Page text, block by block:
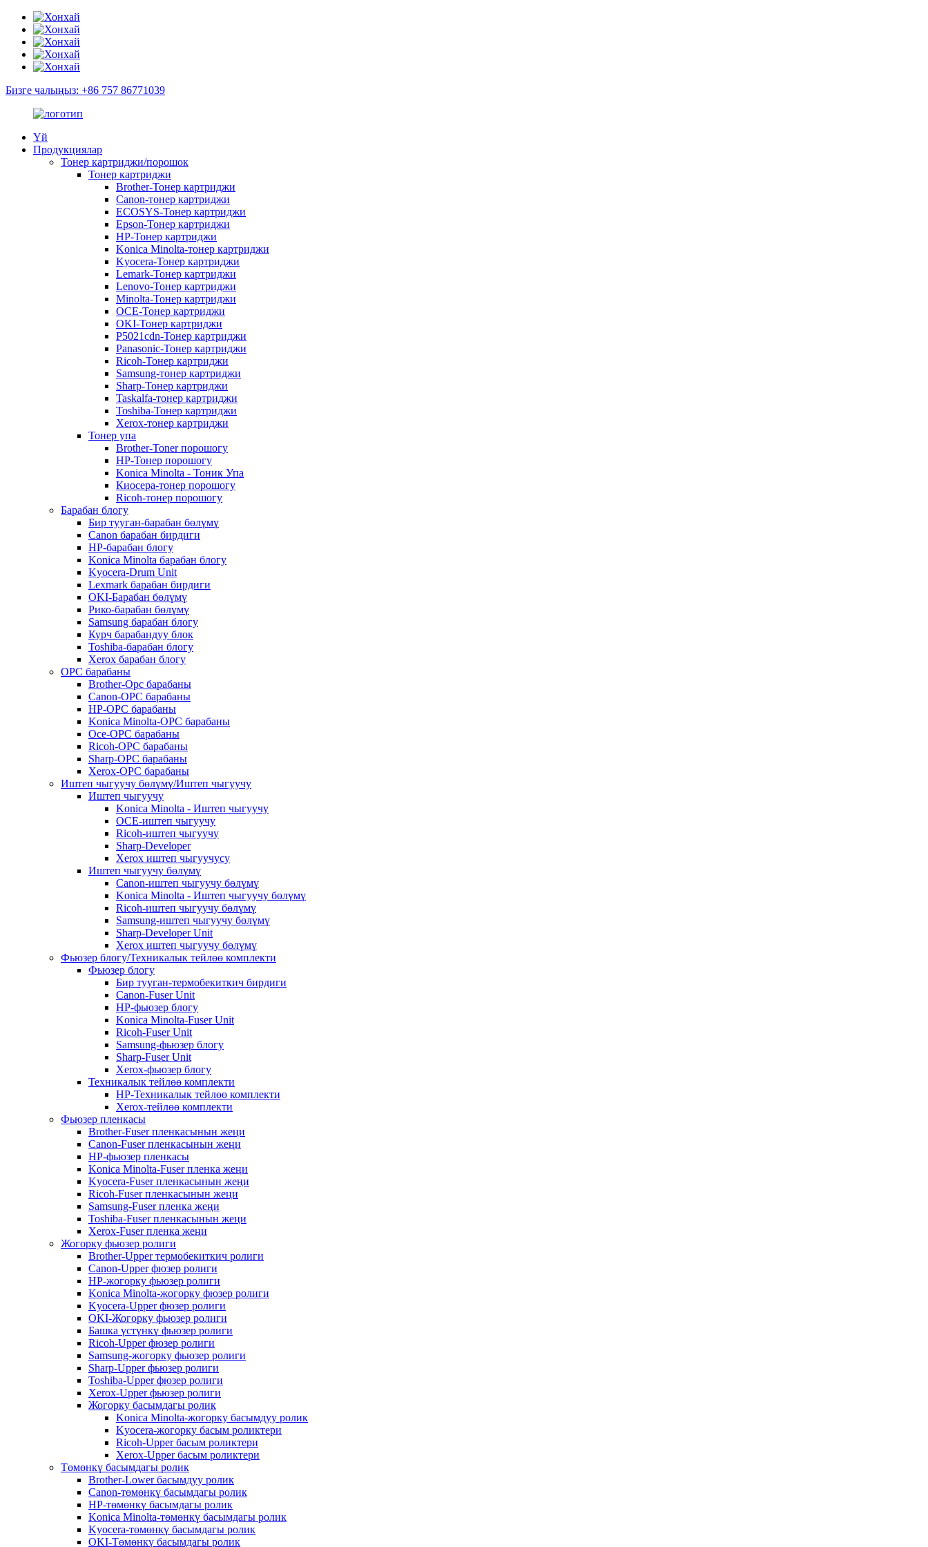
Бизге чалыңыз: +86 757 86771039
Үй
Продукциялар
Тонер картриджи/порошок
Тонер картриджи
Brother-Тонер картриджи
Canon-тонер картриджи
ECOSYS-Тонер картриджи
Epson-Тонер картриджи
HP-Тонер картриджи
Konica Minolta-тонер картриджи
Kyocera-Тонер картриджи
Lemark-Тонер картриджи
Lenovo-Тонер картриджи
Minolta-Тонер картриджи
OCE-Тонер картриджи
OKI-Тонер картриджи
P5021cdn-Тонер картриджи
Panasonic-Тонер картриджи
Ricoh-Тонер картриджи
Samsung-тонер картриджи
Sharp-Тонер картриджи
Taskalfa-тонер картриджи
Toshiba-Тонер картриджи
Xerox-тонер картриджи
Тонер упа
Brother-Toner порошогу
HP-Тонер порошогу
Konica Minolta - Тоник Упа
Киосера-тонер порошогу
Ricoh-тонер порошогу
Барабан блогу
Бир тууган-барабан бөлүмү
Canon барабан бирдиги
HP-барабан блогу
Konica Minolta барабан блогу
Kyocera-Drum Unit
Lexmark барабан бирдиги
OKI-Барабан бөлүмү
Рико-барабан бөлүмү
Samsung барабан блогу
Курч барабандуу блок
Toshiba-барабан блогу
Xerox барабан блогу
OPC барабаны
Brother-Opc барабаны
Canon-OPC барабаны
HP-OPC барабаны
Konica Minolta-OPC барабаны
Oce-OPC барабаны
Ricoh-OPC барабаны
Sharp-OPC барабаны
Xerox-OPC барабаны
Иштеп чыгуучу бөлүмү/Иштеп чыгуучу
Иштеп чыгуучу
Konica Minolta - Иштеп чыгуучу
OCE-иштеп чыгуучу
Ricoh-иштеп чыгуучу
Sharp-Developer
Xerox иштеп чыгуучусу
Иштеп чыгуучу бөлүмү
Canon-иштеп чыгуучу бөлүмү
Konica Minolta - Иштеп чыгуучу бөлүмү
Ricoh-иштеп чыгуучу бөлүмү
Samsung-иштеп чыгуучу бөлүмү
Sharp-Developer Unit
Xerox иштеп чыгуучу бөлүмү
Фьюзер блогу/Техникалык тейлөө комплекти
Фьюзер блогу
Бир тууган-термобекиткич бирдиги
Canon-Fuser Unit
HP-фьюзер блогу
Konica Minolta-Fuser Unit
Ricoh-Fuser Unit
Samsung-фьюзер блогу
Sharp-Fuser Unit
Xerox-фьюзер блогу
Техникалык тейлөө комплекти
HP-Техникалык тейлөө комплекти
Xerox-тейлөө комплекти
Фьюзер пленкасы
Brother-Fuser пленкасынын жеңи
Canon-Fuser пленкасынын жеңи
HP-фьюзер пленкасы
Konica Minolta-Fuser пленка жеңи
Kyocera-Fuser пленкасынын жеңи
Ricoh-Fuser пленкасынын жеңи
Samsung-Fuser пленка жеңи
Toshiba-Fuser пленкасынын жеңи
Xerox-Fuser пленка жеңи
Жогорку фьюзер ролиги
Brother-Upper термобекиткич ролиги
Canon-Upper фюзер ролиги
HP-жогорку фьюзер ролиги
Konica Minolta-жогорку фюзер ролиги
Kyocera-Upper фюзер ролиги
OKI-Жогорку фьюзер ролиги
Башка үстүнкү фьюзер ролиги
Ricoh-Upper фюзер ролиги
Samsung-жогорку фьюзер ролиги
Sharp-Upper фьюзер ролиги
Toshiba-Upper фюзер ролиги
Xerox-Upper фьюзер ролиги
Жогорку басымдагы ролик
Konica Minolta-жогорку басымдуу ролик
Kyocera-жогорку басым роликтери
Ricoh-Upper басым роликтери
Xerox-Upper басым роликтери
Төмөнкү басымдагы ролик
Brother-Lower басымдуу ролик
Canon-төмөнкү басымдагы ролик
HP-төмөнкү басымдагы ролик
Konica Minolta-төмөнкү басымдагы ролик
Kyocera-төмөнкү басымдагы ролик
OKI-Төмөнкү басымдагы ролик